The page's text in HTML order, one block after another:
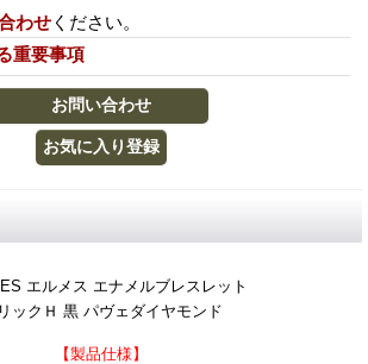
わせ ください。
重要事項
エルメス エナメルブレスレット
ックＨ 黒 パヴェダイヤモンド
【製品仕様】